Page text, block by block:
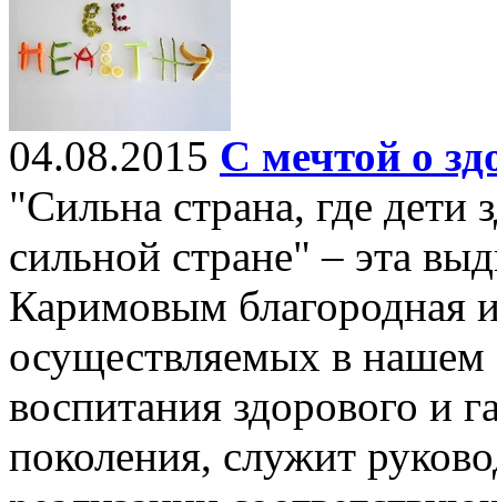
04.08.2015 С мечтой о
"Сильна страна, где дети
сильной стране" – эта
Каримовым благородная
осуществляемых в
воспитания здорового и
поколения, служит